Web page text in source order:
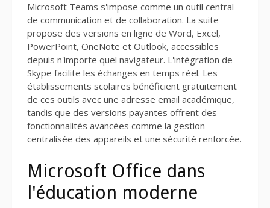
Microsoft Teams s'impose comme un outil central
de communication et de collaboration. La suite
propose des versions en ligne de Word, Excel,
PowerPoint, OneNote et Outlook, accessibles
depuis n'importe quel navigateur. L'intégration de
Skype facilite les échanges en temps réel. Les
établissements scolaires bénéficient gratuitement
de ces outils avec une adresse email académique,
tandis que des versions payantes offrent des
fonctionnalités avancées comme la gestion
centralisée des appareils et une sécurité renforcée.
Microsoft Office dans
l'éducation moderne